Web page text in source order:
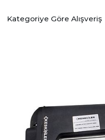
Kategoriye Göre Alışveriş